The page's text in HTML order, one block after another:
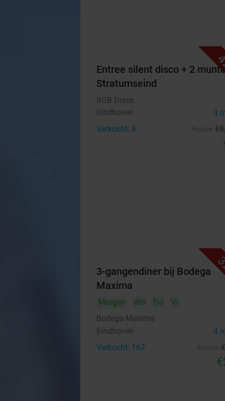
Entree silent disco + 2
Stratumseind
RGB Disco
Eindhoven
3
Verkocht: 8 €8
3-gangendiner bij Bodega
Maxima
Morgen Wo Do
Vr
Bodega Maxima
Eindhoven 4
Verkocht: 167